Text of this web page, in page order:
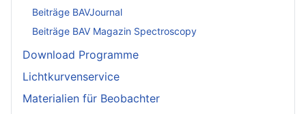
Beiträge BAVJournal
Beiträge BAV Magazin Spectroscopy
Download Programme
Lichtkurvenservice
Materialien für Beobachter